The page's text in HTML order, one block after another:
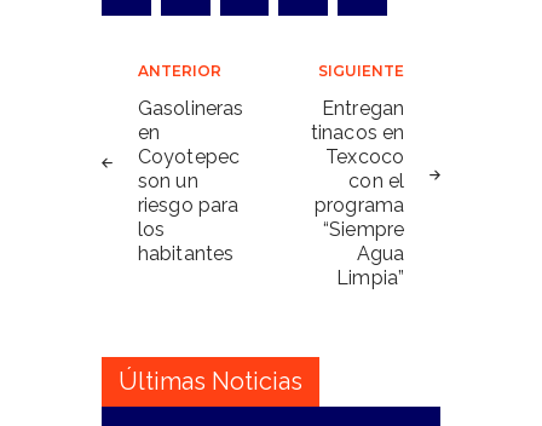
Navegación
de
entradas
ANTERIOR
Gasolineras
en
Coyotepec
son un
riesgo para
los
habitantes
SIGUIENTE
Entregan
tinacos en
Texcoco
con el
programa
“Siempre
Agua
Limpia”
Últimas Noticias